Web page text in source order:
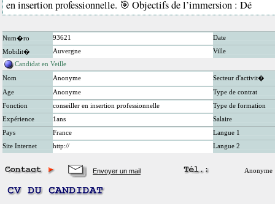
en insertion professionnelle. 🎯 Objectifs de l’immersion : Dé
Num�ro 93621 Date
Mobilit� Auvergne
Ville
Candidat en Veille
Nom Anonyme Secteur d'activit�
Age Anonyme
Type de contrat
Fonction
conseiller en insertion professionnelle
Type de formation
Expérience
1ans
Salaire
Pays
France
Langue 1
Site Internet
http:// Langue 2
Envoyer un mail Anonyme